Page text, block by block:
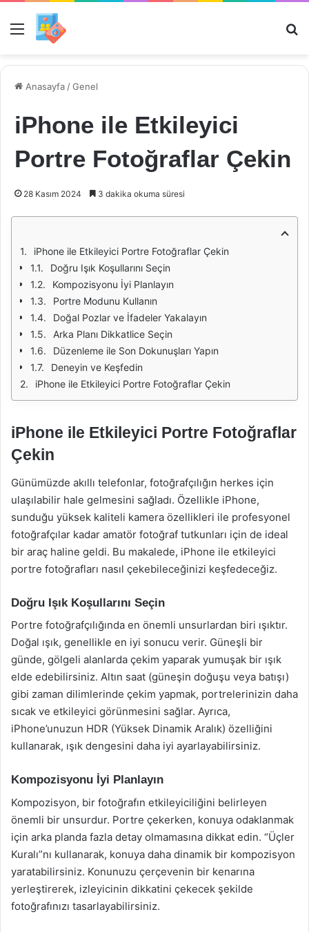
Menü
Anasayfa /Genel
iPhone ile Etkileyici
Portre Fotoğraflar Çekin
28 Kasım 2024 3 dakika okuma süresi
iPhone ile Etkileyici Portre Fotoğraflar Çekin
Doğru Işık Koşullarını Seçin
Kompozisyonu İyi Planlayın
Portre Modunu Kullanın
Doğal Pozlar ve İfadeler Yakalayın
Arka Planı Dikkatlice Seçin
Düzenleme ile Son Dokunuşları Yapın
Deneyin ve Keşfedin
iPhone ile Etkileyici Portre Fotoğraflar Çekin
iPhone ile Etkileyici Portre Fotoğraflar
Çekin
Günümüzde akıllı telefonlar, fotoğrafçılığın herkes için
ulaşılabilir hale gelmesini sağladı. Özellikle iPhone,
sunduğu yüksek kaliteli kamera özellikleri ile profesyonel
fotoğrafçılar kadar amatör fotoğraf tutkunları için de ideal
bir araç haline geldi. Bu makalede, iPhone ile etkileyici
portre fotoğrafları nasıl çekebileceğinizi keşfedeceğiz.
Doğru Işık Koşullarını Seçin
Portre fotoğrafçılığında en önemli unsurlardan biri ışıktır.
Doğal ışık, genellikle en iyi sonucu verir. Güneşli bir
günde, gölgeli alanlarda çekim yaparak yumuşak bir ışık
elde edebilirsiniz. Altın saat (güneşin doğuşu veya batışı)
gibi zaman dilimlerinde çekim yapmak, portrelerinizin daha
sıcak ve etkileyici görünmesini sağlar. Ayrıca,
iPhone’unuzun HDR (Yüksek Dinamik Aralık) özelliğini
kullanarak, ışık dengesini daha iyi ayarlayabilirsiniz.
Kompozisyonu İyi Planlayın
Kompozisyon, bir fotoğrafın etkileyiciliğini belirleyen
önemli bir unsurdur. Portre çekerken, konuya odaklanmak
için arka planda fazla detay olmamasına dikkat edin. “Üçler
Kuralı”nı kullanarak, konuya daha dinamik bir kompozisyon
yaratabilirsiniz. Konunuzu çerçevenin bir kenarına
yerleştirerek, izleyicinin dikkatini çekecek şekilde
fotoğrafınızı tasarlayabilirsiniz.